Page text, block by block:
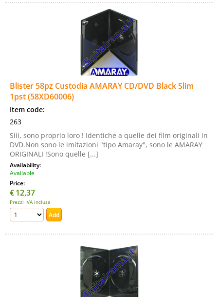
Blister 58pz Custodia AMARAY CD/DVD Black Slim
1pst (58XD60006)
Item code:
263
Sììì, sono proprio loro ! Identiche a quelle dei film originali in
DVD.Non sono le imitazioni "tipo Amaray", sono le AMARAY
ORIGINALI !Sono quelle [...]
Availability:
Available
Price:
€12,37
Prezzi IVA inclusa